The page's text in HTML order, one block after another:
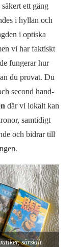
ett gäng
i hyllan och
i optiska
vi har faktiskt
fungerar hur
du provat. Du
second hand-
där vi lokalt kan
samtidigt
och bidrar till
särskilt